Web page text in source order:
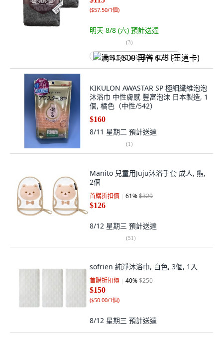
($57.50/1個)
明天 8/8 (六) 預計送達
(3)
满 $1,500 再省 $75 (王道卡)
KIKULON AWASTAR SP 極細纖維泡泡
沐浴巾 中性膚感 豐富泡沫 日本製造, 1
個, 橘色（中性/542）
$160
8/11 星期二 預計送達
(1)
Manito 兒童用Juju沐浴手套 成人, 熊,
2個
首購折扣價 61%$329
$126
8/12 星期三 預計送達
(51)
sofrien 純淨沐浴巾, 白色, 3個, 1入
首購折扣價 40%$250
$150
($50.00/1個)
8/12 星期三 預計送達